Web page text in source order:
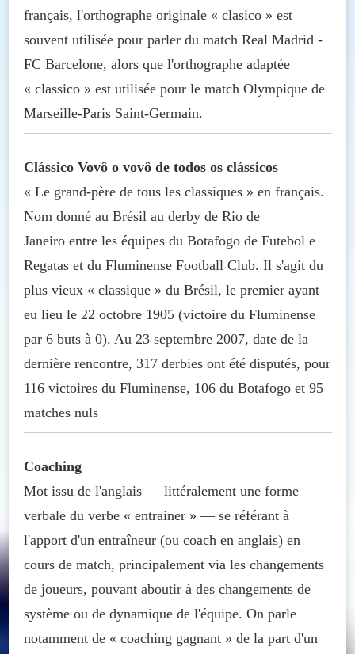
français, l'orthographe originale « clasico » est
souvent utilisée pour parler du match Real Madrid -
FC Barcelone, alors que l'orthographe adaptée
« classico » est utilisée pour le match Olympique de
Marseille-Paris Saint-Germain.
Clássico Vovô o vovô de todos os clássicos
« Le grand-père de tous les classiques » en français.
Nom donné au Brésil au derby de Rio de
Janeiro entre les équipes du Botafogo de Futebol e
Regatas et du Fluminense Football Club. Il s'agit du
plus vieux « classique » du Brésil, le premier ayant
eu lieu le 22 octobre 1905 (victoire du Fluminense
par 6 buts à 0). Au 23 septembre 2007, date de la
dernière rencontre, 317 derbies ont été disputés, pour
116 victoires du Fluminense, 106 du Botafogo et 95
matches nuls
Coaching
Mot issu de l'anglais — littéralement une forme
verbale du verbe « entrainer » — se référant à
l'apport d'un entraîneur (ou coach en anglais) en
cours de match, principalement via les changements
de joueurs, pouvant aboutir à des changements de
système ou de dynamique de l'équipe. On parle
notamment de « coaching gagnant » de la part d'un